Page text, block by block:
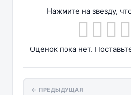
Нажмите на звезду,
Оценок пока нет.
← ПРЕДЫДУЩАЯ